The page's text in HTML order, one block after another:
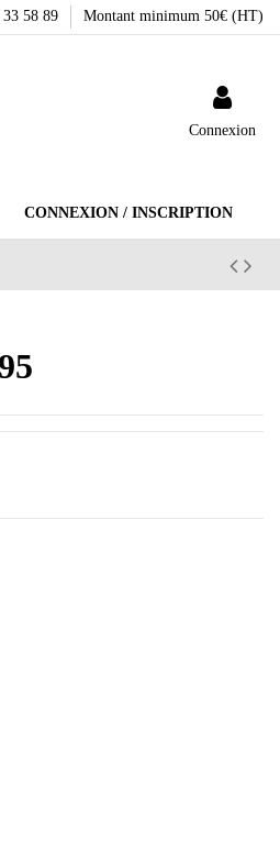
58 89 Montant minimum 50€ (HT)
Connexion
CONNEXION / INSCRIPTION